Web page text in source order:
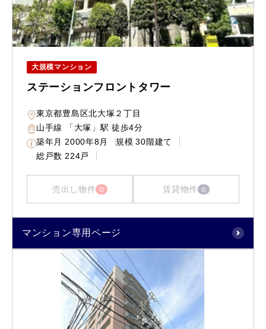
大規模マンション
ステーションフロントタワー
東京都豊島区北大塚２丁目
山手線 「大塚」駅 徒歩4分
築年月 2000年8月 規模 30階建て
総戸数 224戸
売出し物件 0 賃貸物件 0
マンション専用ページ